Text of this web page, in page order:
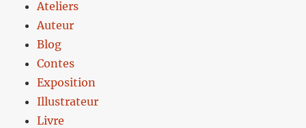
Ateliers
Auteur
Blog
Contes
Exposition
Illustrateur
Livre